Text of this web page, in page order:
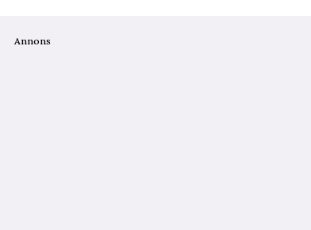
Annons